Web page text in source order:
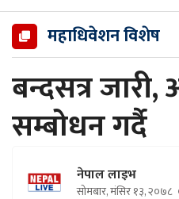
महाधिवेशन विशेष
बन्दसत्र
सम्बोधन गर्दै
नेपाल लाइभ
सोमबार, मंसिर १३, २०७८